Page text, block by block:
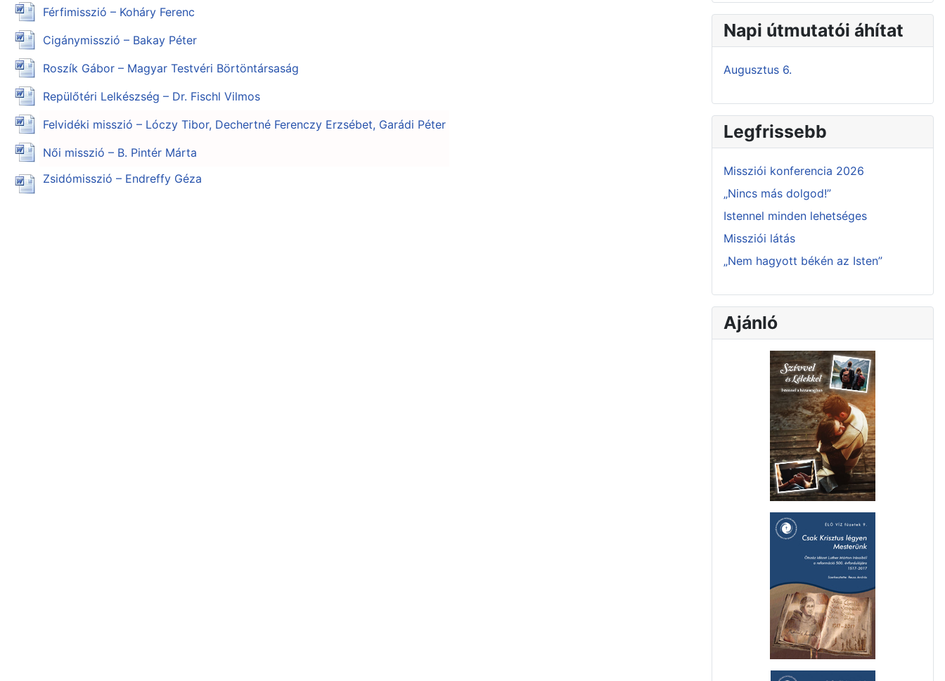
Férfimisszió – Koháry Ferenc
Cigánymisszió – Bakay Péter
Roszík Gábor – Magyar Testvéri Börtöntársaság
Repülőtéri Lelkészség – Dr. Fischl Vilmos
Felvidéki misszió – Lóczy Tibor, Dechertné Ferenczy Erzsébet, Garádi Péter
Női misszió – B. Pintér Márta
Zsidómisszió – Endreffy Géza
Napi útmutatói áhítat
Augusztus 6.
Legfrissebb
Missziói konferencia 2026
„Nincs más dolgod!”
Istennel minden lehetséges
Missziói látás
„Nem hagyott békén az Isten”
Ajánló